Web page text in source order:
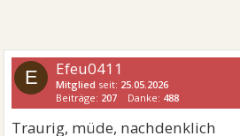
E Efeu0411
Mitglied seit: 25.05.2026
Beiträge: 207 Danke: 488
Traurig, müde, nachdenklich